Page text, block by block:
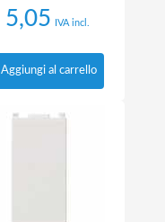
5,05 IVA incl.
Aggiungi al carrello